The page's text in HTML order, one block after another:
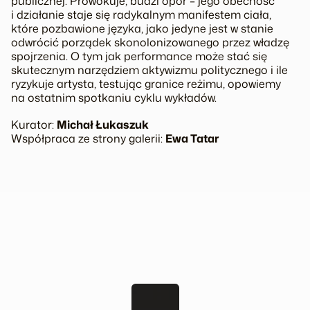
i działanie staje się radykalnym manifestem ciała,
które pozbawione języka, jako jedyne jest w stanie
odwrócić porządek skonolonizowanego przez władzę
spojrzenia. O tym jak performance może stać się
skutecznym narzędziem aktywizmu politycznego i ile
ryzykuje artysta, testując granice reżimu, opowiemy
na ostatnim spotkaniu cyklu wykładów.
Kurator: Michał Łukaszuk
Współpraca ze strony galerii: Ewa Tatar